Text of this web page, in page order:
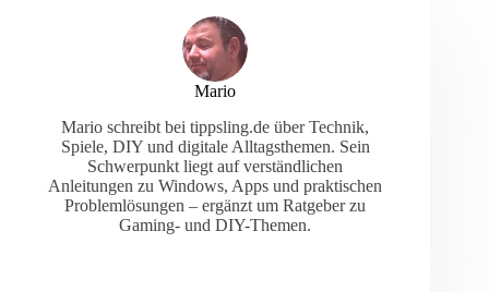
Mario
Mario schreibt bei tippsling.de über Technik,
Spiele, DIY und digitale Alltagsthemen. Sein
Schwerpunkt liegt auf verständlichen
Anleitungen zu Windows, Apps und praktischen
Problemlösungen – ergänzt um Ratgeber zu
Gaming- und DIY-Themen.